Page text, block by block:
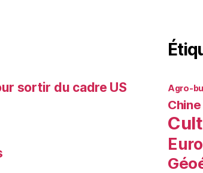
sortir du cadre US
Agro-
Chine